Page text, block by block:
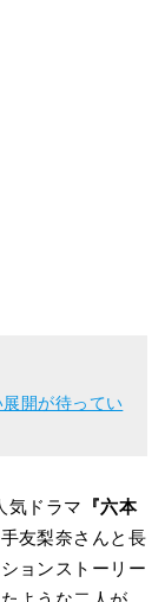
開が待ってい
気ドラマ
『六本
友梨奈さんと長
ョンストーリー